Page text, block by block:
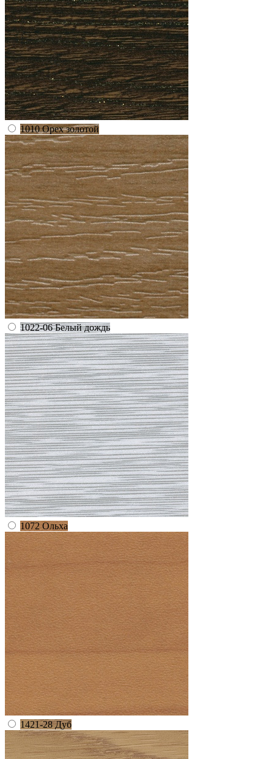
1010 Орех золотой
1022-06 Белый дождь
1072 Ольха
1421-28 Дуб